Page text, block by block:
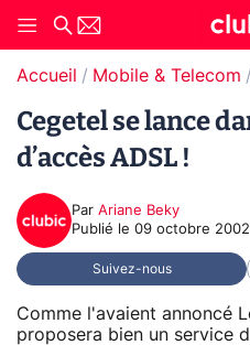
Accueil Mobile & Telecom
Cegetel se lance
d’accès ADSL !
Par Ariane Beky
Publié le 09 octobre
Suivez-nous
Comme l'avaient annoncé
proposera bien un service